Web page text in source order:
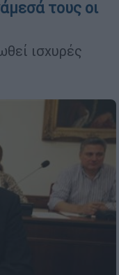
τους οι
ισχυρές